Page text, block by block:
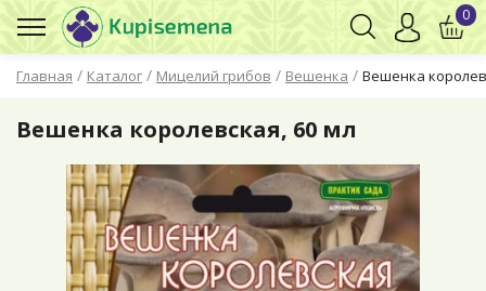
Главная / Каталог / Мицелий грибов / Вешенка / Вешенка
0
Вешенка королевская, 60 мл